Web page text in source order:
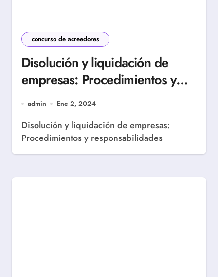
concurso de acreedores
Disolución y liquidación de
empresas: Procedimientos y
responsabilidades
admin Ene 2, 2024
Disolución y liquidación de empresas:
Procedimientos y responsabilidades